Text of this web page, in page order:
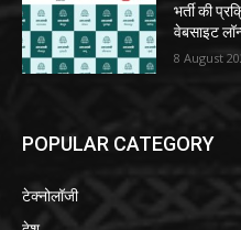
भर्ती की
वेबसाइट
8 August
POPULAR CATEGORY
टेक्नोलॉजी